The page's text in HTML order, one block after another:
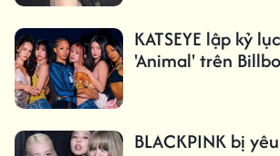
KATSEYE lập kỷ
'Animal' trên
BLACKPINK bị